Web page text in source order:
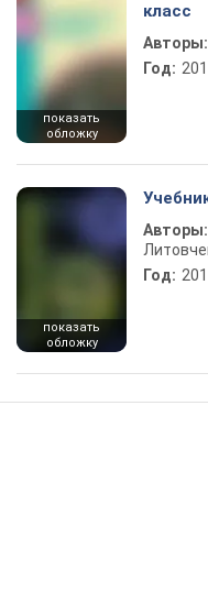
показать
обложку
класс
Авторы:
Год:
показать
обложку
Авторы:
Год: